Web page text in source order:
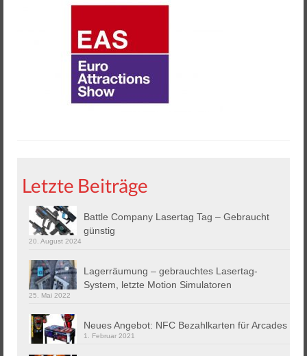
Helios 2 & 3
Helios Pro
Arena Zubehör
Lasergame Berlin GmbH
Kontakt / Impressum / AGB
Datenschutz
Letzte Beiträge
Battle Company Lasertag Tag – Gebraucht
günstig
20. August 2024
Lagerräumung – gebrauchtes Lasertag-
System, letzte Motion Simulatoren
25. Mai 2022
Neues Angebot: NFC Bezahlkarten für Arcades
1. Februar 2021